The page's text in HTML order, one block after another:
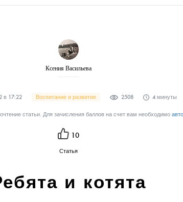
Ксения Васильева
в 17:22 Воспитание и развитие 2508 4 минуты
статьи. Для зачисления баллов на счет вам необходимо
10
Статья
и котята